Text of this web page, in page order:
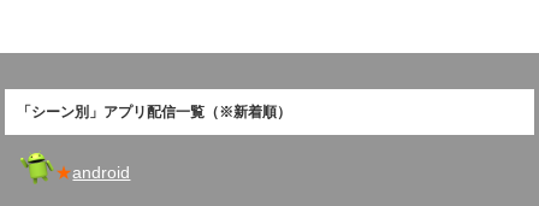
「シーン別」アプリ配信一覧（※新着順）
★android